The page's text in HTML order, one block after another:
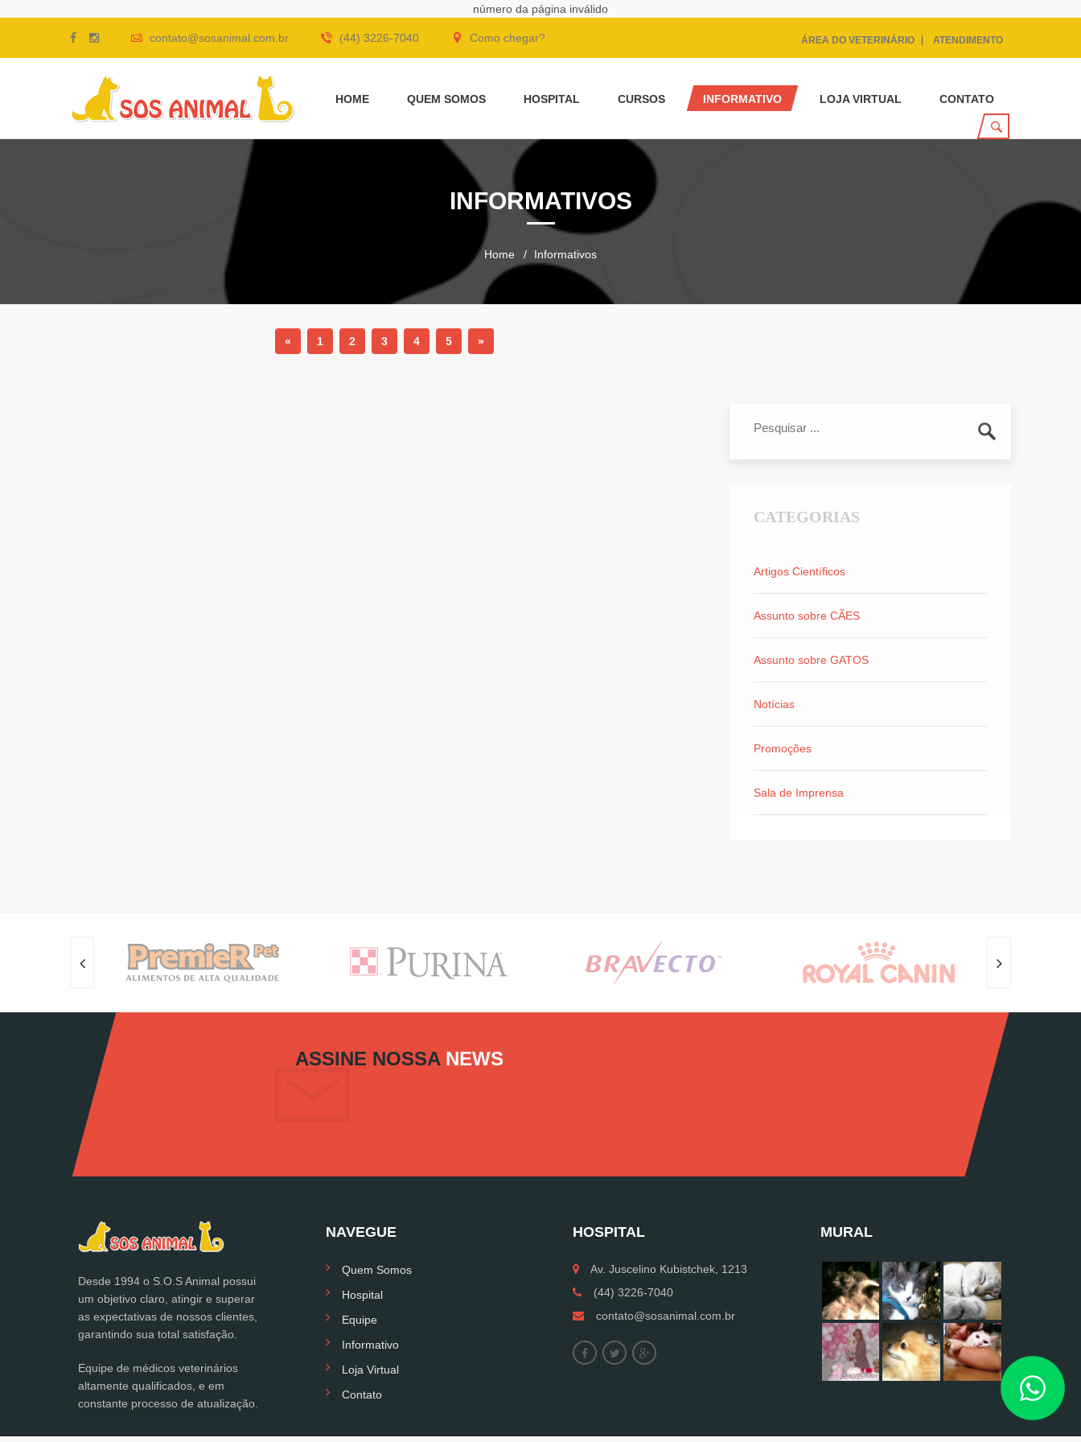
número da página inválido
contato@sosanimal.com.br (44) 3226-7040 Como chegar? ÁREA DO VETERINÁRIO ATENDIMENTO
HOME QUEM SOMOS HOSPITAL CURSOS INFORMATIVO LOJA VIRTUAL CONTATO
INFORMATIVOS
Home Informativos
« 1 2 3 4 5 »
CATEGORIAS
Artigos Científicos
Assunto sobre CÃES
Assunto sobre GATOS
Notícias
Promoções
Sala de Imprensa
ASSINE NOSSA NEWS
Desde 1994 o S.O.S Animal possui
um objetivo claro, atingir e superar
as expectativas de nossos clientes,
garantindo sua total satisfação.
Equipe de médicos veterinários
altamente qualificados, e em
constante processo de atualização.
NAVEGUE
Quem Somos
Hospital
Equipe
Informativo
Loja Virtual
Contato
HOSPITAL
Av. Juscelino Kubistchek, 1213
(44) 3226-7040
contato@sosanimal.com.br
MURAL